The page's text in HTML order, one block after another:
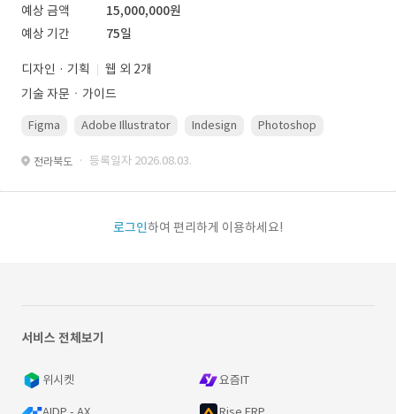
예상 금액
15,000,000원
예상 기간
75일
디자인 · 기획
웹 외 2개
기술 자문ㆍ가이드
Figma Adobe Illustrator Indesign Photoshop
전라북도 · 등록일자 2026.08.03.
로그인하여 편리하게 이용하세요!
서비스 전체보기
위시켓 요즘IT